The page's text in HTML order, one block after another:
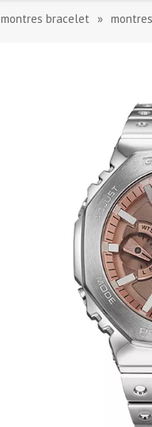
montres bracelet